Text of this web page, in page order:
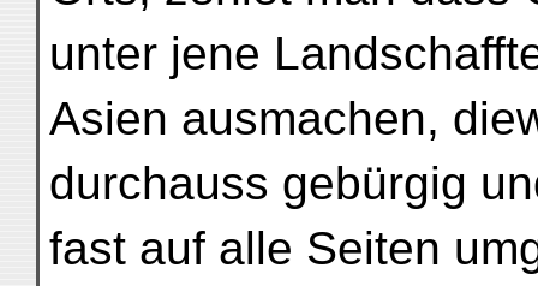
unter jene
Asien ausmachen,
durchauss gebürgig
fast auf alle Seiten